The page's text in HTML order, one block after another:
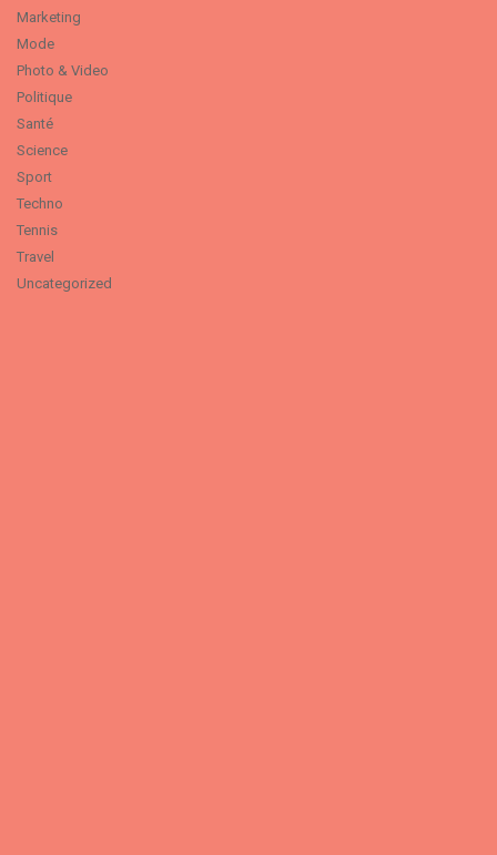
Marketing
Mode
Photo & Video
Politique
Santé
Science
Sport
Techno
Tennis
Travel
Uncategorized